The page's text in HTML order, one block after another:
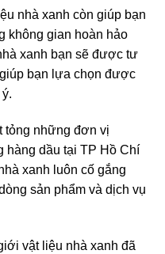
nhà xanh còn giúp bạn
không gian hoàn hảo
xanh bạn sẽ được tư
bạn lựa chọn được
tỏng những đơn vị
hàng dầu tại TP Hồ Chí
xanh luôn cố gắng
sản phẩm và dịch vụ
vật liệu nhà xanh đã